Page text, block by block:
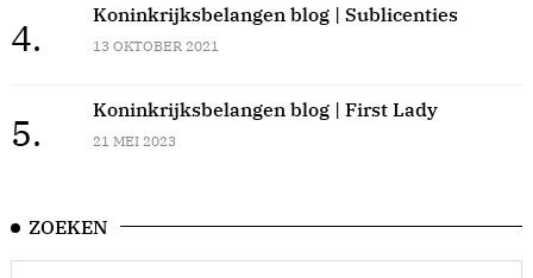
4.
Koninkrijksbelangen blog | Sublicenties
13 OKTOBER 2021
5.
Koninkrijksbelangen blog | First Lady
21 MEI 2023
ZOEKEN